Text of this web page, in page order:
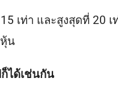
เท่า และสูงสุดที่ 20 เ
น
ได้เช่นกัน